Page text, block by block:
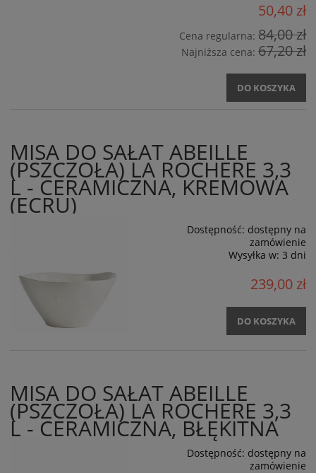
50,40 zł
Cena regularna: 84,00 zł
Najniższa cena: 67,20 zł
DO KOSZYKA
MISA DO SAŁAT ABEILLE
(PSZCZOŁA) LA ROCHERE 3,3
L - CERAMICZNA, KREMOWA
(ECRU)
Dostępność: dostępny na
zamówienie
Wysyłka w: 3 dni
239,00 zł
DO KOSZYKA
MISA DO SAŁAT ABEILLE
(PSZCZOŁA) LA ROCHERE 3,3
L - CERAMICZNA, BŁĘKITNA
Dostępność: dostępny na
zamówienie